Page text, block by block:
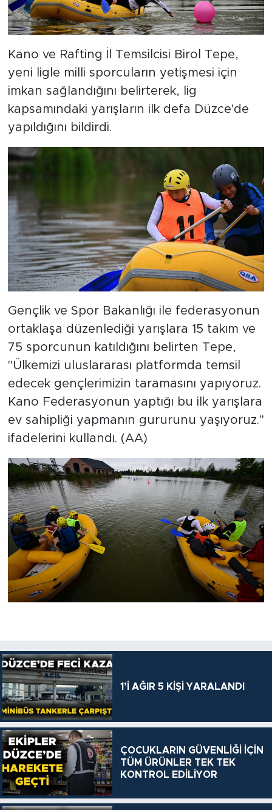
Kano ve Rafting İl Temsilcisi Birol Tepe,
yeni ligle milli sporcuların yetişmesi için
imkan sağlandığını belirterek, lig
kapsamındaki yarışların ilk defa Düzce'de
yapıldığını bildirdi.
Gençlik ve Spor Bakanlığı ile federasyonun
ortaklaşa düzenlediği yarışlara 15 takım ve
75 sporcunun katıldığını belirten Tepe,
"Ülkemizi uluslararası platformda temsil
edecek gençlerimizin taramasını yapıyoruz.
Kano Federasyonun yaptığı bu ilk yarışlara
ev sahipliği yapmanın gururunu yaşıyoruz."
ifadelerini kullandı. (AA)
1’İ AĞIR 5 KİŞİ YARALANDI
ÇOCUKLARIN GÜVENLİĞİ İÇİN
TÜM ÜRÜNLER TEK TEK
KONTROL EDİLİYOR